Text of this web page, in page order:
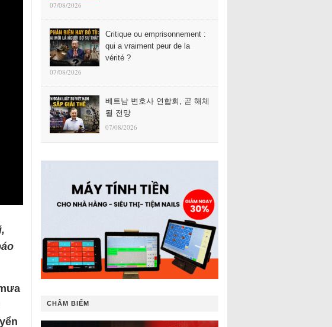
07/08/2026
Critique ou emprisonnement :
qui a vraiment peur de la
vérité ?
07/08/2026
베트남 변호사 연합회, 곧 해체
될 전망
07/08/2026
CHÂM BIẾM